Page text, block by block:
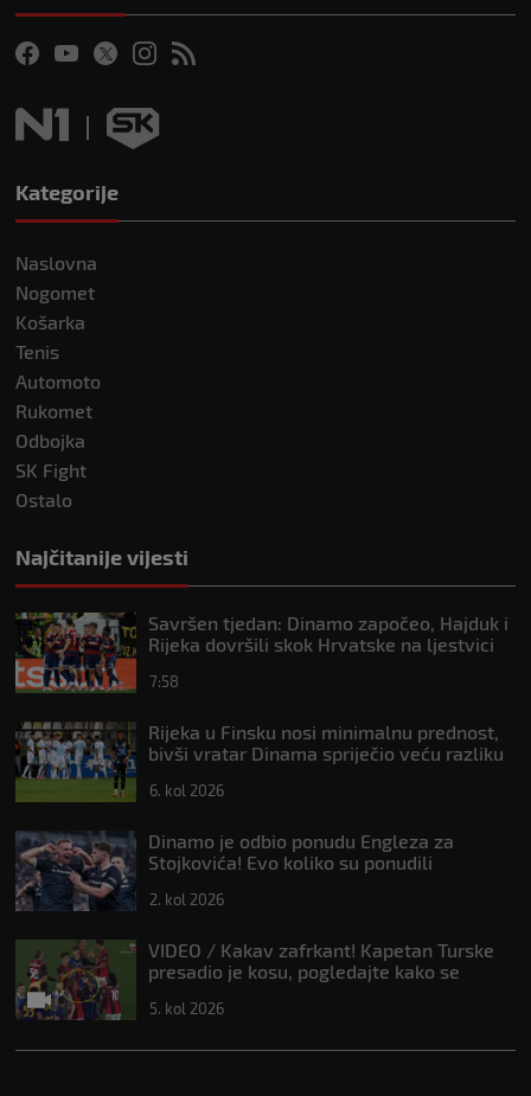
Kategorije
Naslovna
Nogomet
Košarka
Tenis
Automoto
Rukomet
Odbojka
SK Fight
Ostalo
Najčitanije vijesti
Savršen tjedan: Dinamo započeo, Hajduk i
Rijeka dovršili skok Hrvatske na ljestvici
7:58
Rijeka u Finsku nosi minimalnu prednost,
bivši vratar Dinama spriječio veću razliku
6. kol 2026
Dinamo je odbio ponudu Engleza za
Stojkovića! Evo koliko su ponudili
2. kol 2026
VIDEO / Kakav zafrkant! Kapetan Turske
presadio je kosu, pogledajte kako se
5. kol 2026